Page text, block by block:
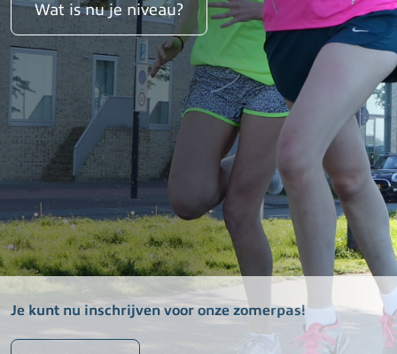
Wat is nu je niveau?
Je kunt nu inschrijven voor onze zomerpas!